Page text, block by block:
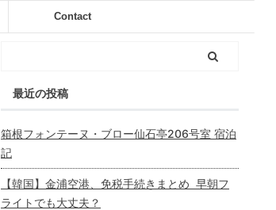
Contact
最近の投稿
箱根フォンテーヌ・ブロー仙石亭206号室 宿泊
記
【韓国】金浦空港、免税手続きまとめ 早朝フ
ライトでも大丈夫？